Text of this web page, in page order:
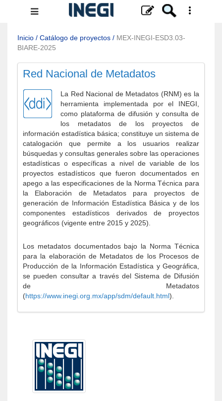
Menú
navegación
Inicio / Catálogo de proyectos / MEX-INEGI-ESD3.03-
BIARE-2025
Red Nacional de Metadatos
La Red Nacional de Metadatos (RNM) es la
herramienta implementada por el INEGI,
como plataforma de difusión y consulta de
los metadatos de los proyectos de
información estadística básica; constituye un sistema de
catalogación que permite a los usuarios realizar
búsquedas y consultas generales sobre las operaciones
estadísticas o específicas a nivel de variable de los
proyectos estadísticos que fueron documentados en
apego a las especificaciones de la Norma Técnica para
la Elaboración de Metadatos para proyectos de
generación de Información Estadística Básica y de los
componentes estadísticos derivados de proyectos
geográficos (vigente entre 2015 y 2025).
Los metadatos documentados bajo la Norma Técnica
para la elaboración de Metadatos de los Procesos de
Producción de la Información Estadística y Geográfica,
se pueden consultar a través del Sistema de Difusión
de Metadatos
(https://www.inegi.org.mx/app/sdm/default.html).